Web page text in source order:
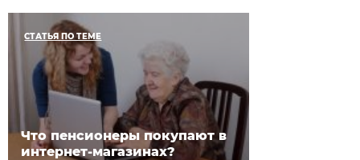
СТАТЬЯ ПО ТЕМЕ
Что пенсионеры покупают в
интернет-магазинах?